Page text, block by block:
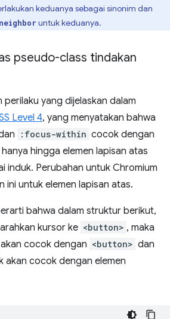
keduanya sebagai sinonim dan
untuk keduanya.
pseudo-class tindakan
perilaku yang dijelaskan dalam
Level 4, yang menyatakan bahwa
:focus-within cocok dengan
hingga elemen lapisan atas
induk. Perubahan untuk Chromium
ini untuk elemen lapisan atas.
bahwa dalam struktur berikut,
kursor ke <button> , maka
akan cocok dengan <button> dan
akan cocok dengan elemen